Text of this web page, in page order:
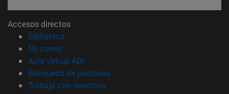
Accesos directos
Biblioteca
Mi correo(abre en nueva ventana)
Aula virtual ADI
Búsqueda de personas(abre en nueva ventana)
Trabaja con nosotros(abre en nueva ventana)